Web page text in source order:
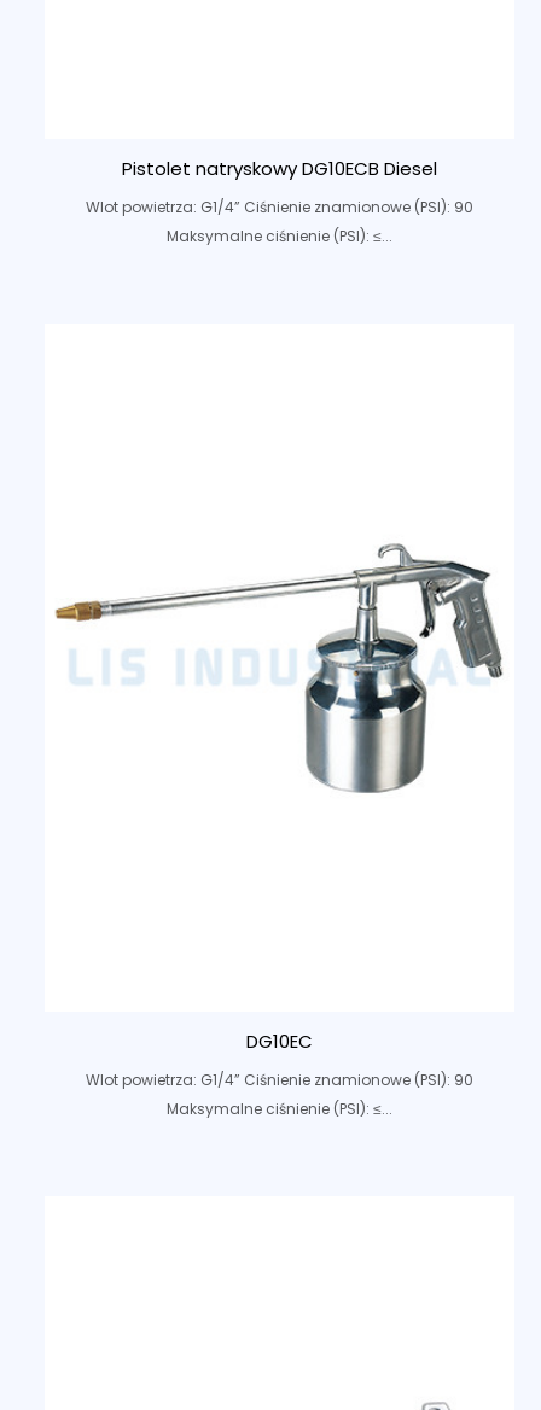
Pistolet natryskowy DG10ECB Diesel
Wlot powietrza: G1/4” Ciśnienie znamionowe (PSI): 90
Maksymalne ciśnienie (PSI): ≤...
DG10EC
Wlot powietrza: G1/4” Ciśnienie znamionowe (PSI): 90
Maksymalne ciśnienie (PSI): ≤...